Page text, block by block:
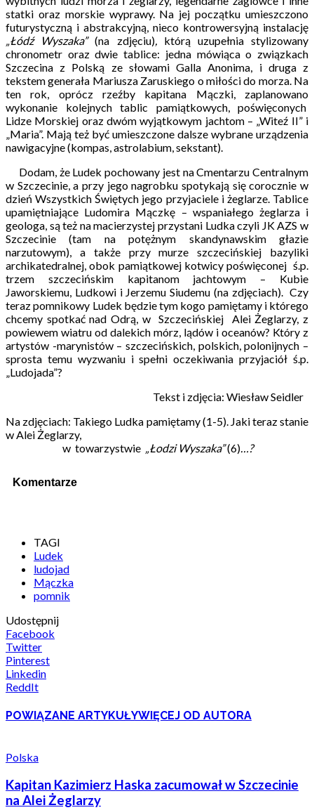
statki oraz morskie wyprawy. Na jej początku umieszczono
futurystyczną i abstrakcyjną, nieco kontrowersyjną instalację
„Łódź Wyszaka”(na zdjęciu), którą uzupełnia stylizowany
chronometr oraz dwie tablice: jedna mówiąca o związkach
Szczecina z Polską ze słowami Galla Anonima, i druga z
tekstem generała Mariusza Zaruskiego o miłości do morza. Na
ten rok, oprócz rzeźby kapitana Mączki, zaplanowano
wykonanie kolejnych tablic pamiątkowych, poświęconych
Lidze Morskiej oraz dwóm wyjątkowym jachtom – „Witeź II” i
„Maria”. Mają też być umieszczone dalsze wybrane urządzenia
nawigacyjne (kompas, astrolabium, sekstant).
Dodam, że Ludek pochowany jest na Cmentarzu Centralnym
w Szczecinie, a przy jego nagrobku spotykają się corocznie w
dzień Wszystkich Świętych jego przyjaciele i żeglarze. Tablice
upamiętniające Ludomira Mączkę – wspaniałego żeglarza i
geologa, są też na macierzystej przystani Ludka czyli JK AZS w
Szczecinie (tam na potężnym skandynawskim głazie
narzutowym), a także przy murze szczecińskiej bazyliki
archikatedralnej, obok pamiątkowej kotwicy poświęconej ś.p.
trzem szczecińskim kapitanom jachtowym – Kubie
Jaworskiemu, Ludkowi i Jerzemu Siudemu (na zdjęciach). Czy
teraz pomnikowy Ludek będzie tym kogo pamiętamy i którego
chcemy spotkać nad Odrą, w Szczecińskiej Alei Żeglarzy, z
powiewem wiatru od dalekich mórz, lądów i oceanów? Który z
artystów -marynistów – szczecińskich, polskich, polonijnych –
sprosta temu wyzwaniu i spełni oczekiwania przyjaciół ś.p.
„Ludojada”?
Tekst i zdjęcia: Wiesław Seidler
Na zdjęciach: Takiego Ludka pamiętamy (1-5). Jaki teraz stanie
w Alei Żeglarzy,
w towarzystwie „Łodzi Wyszaka”(6)…?
Komentarze
TAGI
Ludek
ludojad
Mączka
pomnik
Udostępnij
Facebook
Twitter
Pinterest
Linkedin
ReddIt
POWIĄZANE ARTYKUŁYWIĘCEJ OD AUTORA
Polska
Kapitan Kazimierz Haska zacumował w Szczecinie
na Alei Żeglarzy